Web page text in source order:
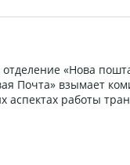
«Нова
Почта» взымает
аспектах работы